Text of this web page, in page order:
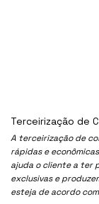
A terceirização de
rápidas e
ajuda o cliente a ter
exclusivas e
esteja de acordo
Terceirização de